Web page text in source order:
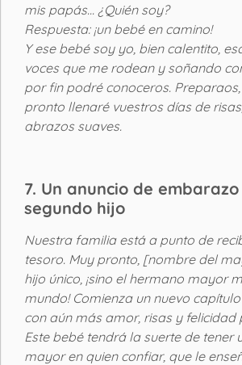
mis papás... ¿Quién soy?
Respuesta: ¡un bebé en camino!
Y ese bebé soy yo, bien calentito,
voces que me rodean y soñando
por fin podré conoceros.
pronto llenaré vuestros días de
abrazos suaves.
7. Un anuncio de
segundo hijo
Nuestra familia está a punto de
tesoro. Muy pronto, [nombre del
hijo único, ¡sino el hermano mayor
mundo! Comienza un nuevo
con aún más amor, risas y felicidad
Este bebé tendrá la suerte de tener
mayor en quien confiar, que le